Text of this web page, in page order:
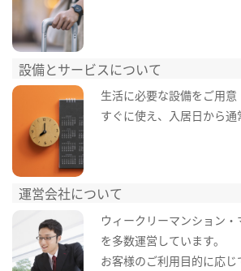
設備とサービスについて
生活に必要な設備をご用
すぐに使え、入居日から通
運営会社について
ウィークリーマンション
を多数運営しています。
お客様のご利用目的に応